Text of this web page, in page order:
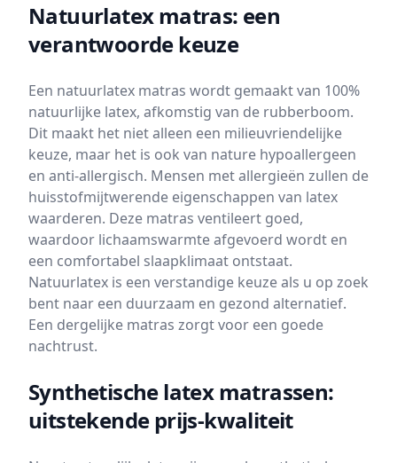
Natuurlatex matras: een
verantwoorde keuze
Een natuurlatex matras wordt gemaakt van 100%
natuurlijke latex, afkomstig van de rubberboom.
Dit maakt het niet alleen een milieuvriendelijke
keuze, maar het is ook van nature hypoallergeen
en anti-allergisch. Mensen met allergieën zullen de
huisstofmijtwerende eigenschappen van latex
waarderen. Deze matras ventileert goed,
waardoor lichaamswarmte afgevoerd wordt en
een comfortabel slaapklimaat ontstaat.
Natuurlatex is een verstandige keuze als u op zoek
bent naar een duurzaam en gezond alternatief.
Een dergelijke matras zorgt voor een goede
nachtrust.
Synthetische latex matrassen:
uitstekende prijs-kwaliteit